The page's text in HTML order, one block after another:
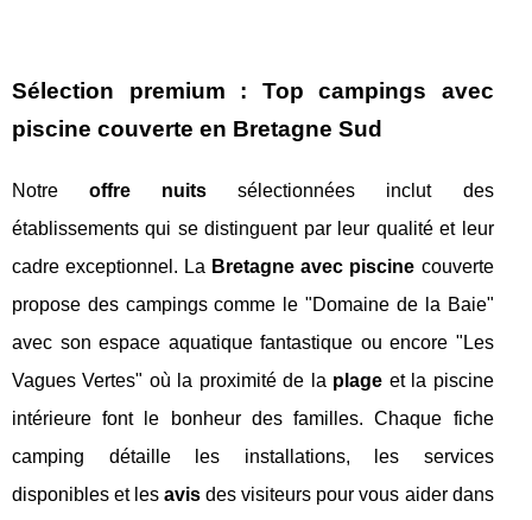
Sélection premium : Top campings avec
piscine couverte en Bretagne Sud
Notreoffre nuits sélectionnées inclut des
établissements qui se distinguent par leur qualité et leur
cadre exceptionnel. La Bretagne avec piscine couverte
propose des campings comme le "Domaine de la Baie"
avec son espace aquatique fantastique ou encore "Les
Vagues Vertes" où la proximité de la plage et la piscine
intérieure font le bonheur des familles. Chaque fiche
camping détaille les installations, les services
disponibles et lesavis des visiteurs pour vous aider dans